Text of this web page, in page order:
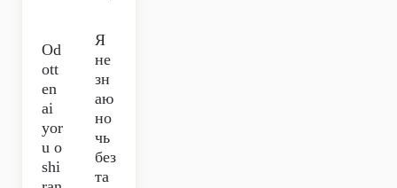
Od
ott
en
ai
yor
u o
shi
Я
не
зн
аю
но
чь
без
та